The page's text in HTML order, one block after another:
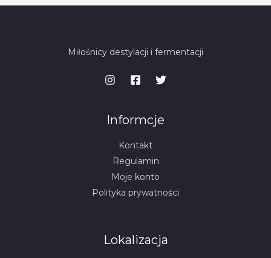
Miłośnicy destylacji i fermentacji
Informcje
Kontakt
Regulamin
Moje konto
Polityka prywatności
Lokalizacja